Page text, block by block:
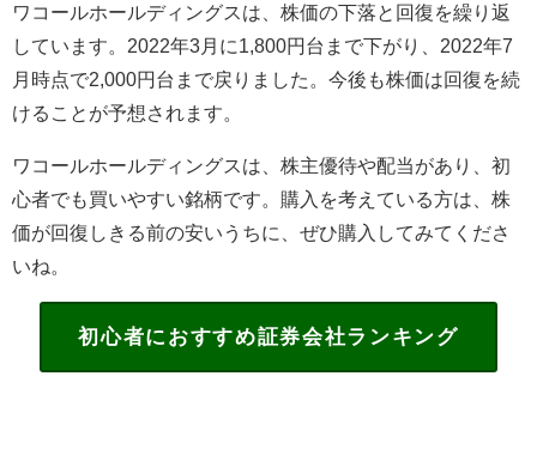
ワコールホールディングスは、株価の下落と回復を繰り返
しています。2022年3月に1,800円台まで下がり、2022年7
月時点で2,000円台まで戻りました。今後も株価は回復を続
けることが予想されます。
ワコールホールディングスは、株主優待や配当があり、初
心者でも買いやすい銘柄です。購入を考えている方は、株
価が回復しきる前の安いうちに、ぜひ購入してみてくださ
いね。
初心者におすすめ証券会社ランキング